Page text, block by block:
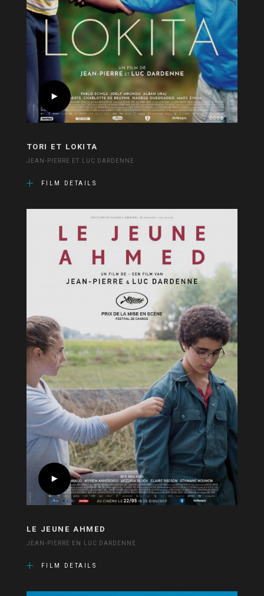
TORI ET LOKITA
JEAN-PIERRE ET LUC DARDENNE
FILM DETAILS
LE JEUNE AHMED
JEAN-PIERRE EN LUC DARDENNE
FILM DETAILS